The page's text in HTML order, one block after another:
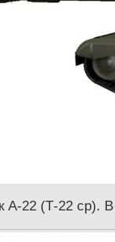
А-22 (Т-22 ср). В